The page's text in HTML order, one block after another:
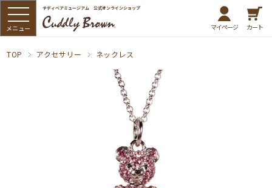
テディベアミュージアム 公式オンラインショップ
マイページ カート
TOP アクセサリー ネックレス